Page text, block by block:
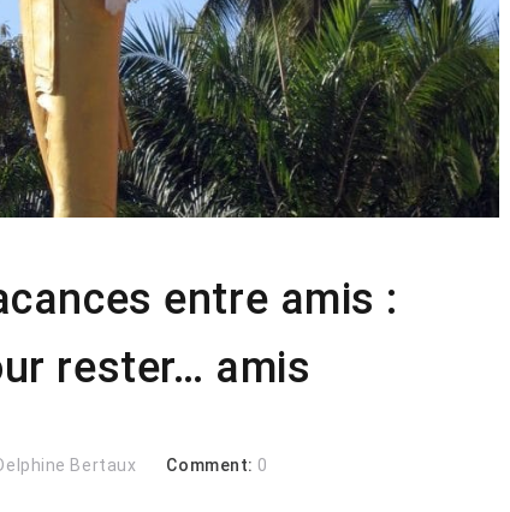
entre amis :
rester… amis
Bertaux Comment: 0